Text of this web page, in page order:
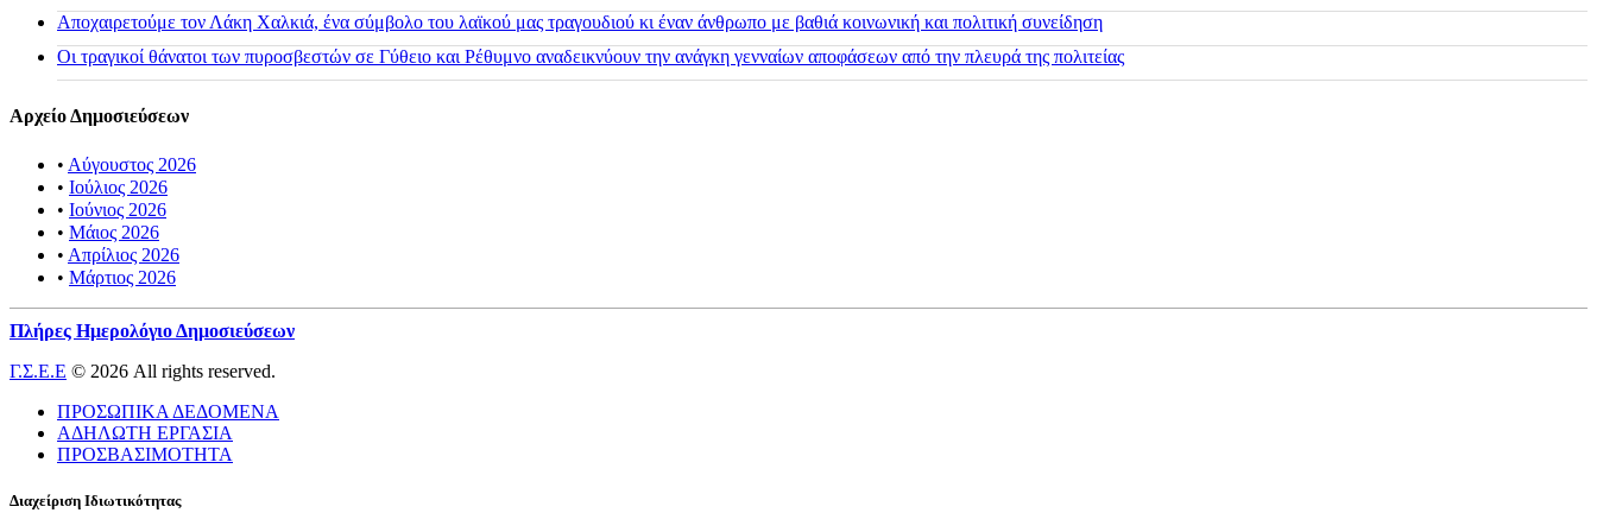
Αποχαιρετούμε τον Λάκη Χαλκιά, ένα σύμβολο του λαϊκού μας τραγουδιού κι έναν άνθρωπο με βαθιά κοινωνική και πολιτική συνείδηση
Οι τραγικοί θάνατοι των πυροσβεστών σε Γύθειο και Ρέθυμνο αναδεικνύουν την ανάγκη γενναίων αποφάσεων από την πλευρά της πολιτείας
Αρχείο Δημοσιεύσεων
• Αύγουστος 2026
• Ιούλιος 2026
• Ιούνιος 2026
• Μάιος 2026
• Απρίλιος 2026
• Μάρτιος 2026
Πλήρες Ημερολόγιο Δημοσιεύσεων
Γ.Σ.Ε.Ε © 2026 All rights reserved.
ΠΡΟΣΩΠΙΚΑ ΔΕΔΟΜΕΝΑ
ΑΔΗΛΩΤΗ ΕΡΓΑΣΙΑ
ΠΡΟΣΒΑΣΙΜΟΤΗΤΑ
Διαχείριση Ιδιωτικότητας